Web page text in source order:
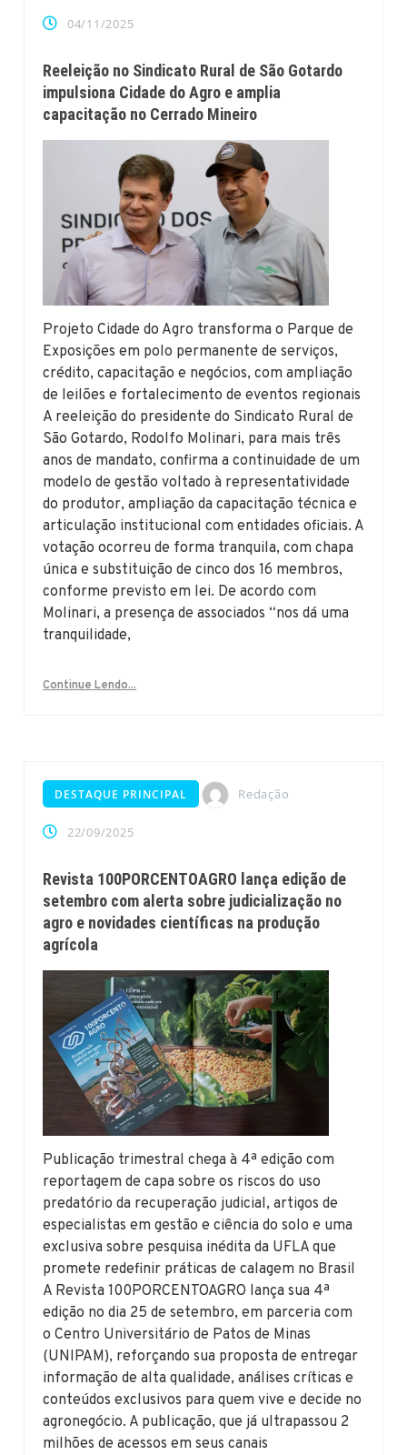
04/11/2025
Reeleição no Sindicato Rural de São Gotardo
impulsiona Cidade do Agro e amplia
capacitação no Cerrado Mineiro
Projeto Cidade do Agro transforma o Parque de
Exposições em polo permanente de serviços,
crédito, capacitação e negócios, com ampliação
de leilões e fortalecimento de eventos regionais
A reeleição do presidente do Sindicato Rural de
São Gotardo, Rodolfo Molinari, para mais três
anos de mandato, confirma a continuidade de um
modelo de gestão voltado à representatividade
do produtor, ampliação da capacitação técnica e
articulação institucional com entidades oficiais. A
votação ocorreu de forma tranquila, com chapa
única e substituição de cinco dos 16 membros,
conforme previsto em lei. De acordo com
Molinari, a presença de associados “nos dá uma
tranquilidade,
Continue Lendo...
DESTAQUE PRINCIPAL Redação
22/09/2025
Revista 100PORCENTOAGRO lança edição de
setembro com alerta sobre judicialização no
agro e novidades científicas na produção
agrícola
Publicação trimestral chega à 4ª edição com
reportagem de capa sobre os riscos do uso
predatório da recuperação judicial, artigos de
especialistas em gestão e ciência do solo e uma
exclusiva sobre pesquisa inédita da UFLA que
promete redefinir práticas de calagem no Brasil
A Revista 100PORCENTOAGRO lança sua 4ª
edição no dia 25 de setembro, em parceria com
o Centro Universitário de Patos de Minas
(UNIPAM), reforçando sua proposta de entregar
informação de alta qualidade, análises críticas e
conteúdos exclusivos para quem vive e decide no
agronegócio. A publicação, que já ultrapassou 2
milhões de acessos em seus canais